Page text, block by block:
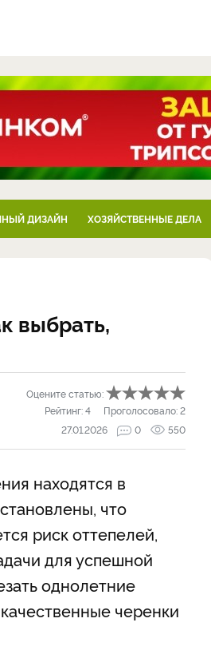
ДИЗАЙН ХОЗЯЙСТВЕННЫЕ ДЕЛА
выбрать,
Оцените статью:
Рейтинг:4 Проголосовало:2
27.01.2026
0 550
находятся в
что
риск оттепелей,
для успешной
однолетние
черенки